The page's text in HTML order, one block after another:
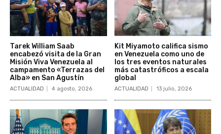
Tarek William Saab
encabezó visita de la Gran
Misión Viva Venezuela al
campamento «Terrazas del
Alba» en San Agustín
ACTUALIDAD 4 agosto, 2026
Kit Miyamoto califica sismo
en Venezuela como uno de
los tres eventos naturales
más catastróficos a escala
global
ACTUALIDAD 13 julio, 2026